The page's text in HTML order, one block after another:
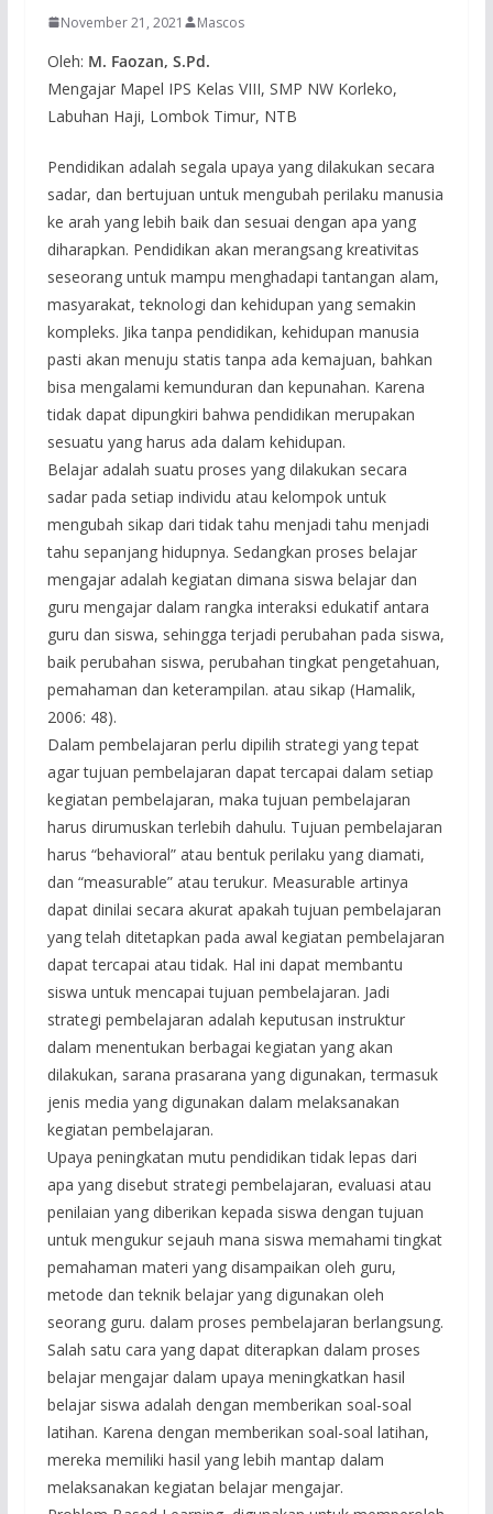
November 21, 2021 Mascos
Oleh: M. Faozan, S.Pd.
Mengajar Mapel IPS Kelas VIII, SMP NW Korleko,
Labuhan Haji, Lombok Timur, NTB
Pendidikan adalah segala upaya yang dilakukan secara
sadar, dan bertujuan untuk mengubah perilaku manusia
ke arah yang lebih baik dan sesuai dengan apa yang
diharapkan. Pendidikan akan merangsang kreativitas
seseorang untuk mampu menghadapi tantangan alam,
masyarakat, teknologi dan kehidupan yang semakin
kompleks. Jika tanpa pendidikan, kehidupan manusia
pasti akan menuju statis tanpa ada kemajuan, bahkan
bisa mengalami kemunduran dan kepunahan. Karena
tidak dapat dipungkiri bahwa pendidikan merupakan
sesuatu yang harus ada dalam kehidupan.
Belajar adalah suatu proses yang dilakukan secara
sadar pada setiap individu atau kelompok untuk
mengubah sikap dari tidak tahu menjadi tahu menjadi
tahu sepanjang hidupnya. Sedangkan proses belajar
mengajar adalah kegiatan dimana siswa belajar dan
guru mengajar dalam rangka interaksi edukatif antara
guru dan siswa, sehingga terjadi perubahan pada siswa,
baik perubahan siswa, perubahan tingkat pengetahuan,
pemahaman dan keterampilan. atau sikap (Hamalik,
2006: 48).
Dalam pembelajaran perlu dipilih strategi yang tepat
agar tujuan pembelajaran dapat tercapai dalam setiap
kegiatan pembelajaran, maka tujuan pembelajaran
harus dirumuskan terlebih dahulu. Tujuan pembelajaran
harus “behavioral” atau bentuk perilaku yang diamati,
dan “measurable” atau terukur. Measurable artinya
dapat dinilai secara akurat apakah tujuan pembelajaran
yang telah ditetapkan pada awal kegiatan pembelajaran
dapat tercapai atau tidak. Hal ini dapat membantu
siswa untuk mencapai tujuan pembelajaran. Jadi
strategi pembelajaran adalah keputusan instruktur
dalam menentukan berbagai kegiatan yang akan
dilakukan, sarana prasarana yang digunakan, termasuk
jenis media yang digunakan dalam melaksanakan
kegiatan pembelajaran.
Upaya peningkatan mutu pendidikan tidak lepas dari
apa yang disebut strategi pembelajaran, evaluasi atau
penilaian yang diberikan kepada siswa dengan tujuan
untuk mengukur sejauh mana siswa memahami tingkat
pemahaman materi yang disampaikan oleh guru,
metode dan teknik belajar yang digunakan oleh
seorang guru. dalam proses pembelajaran berlangsung.
Salah satu cara yang dapat diterapkan dalam proses
belajar mengajar dalam upaya meningkatkan hasil
belajar siswa adalah dengan memberikan soal-soal
latihan. Karena dengan memberikan soal-soal latihan,
mereka memiliki hasil yang lebih mantap dalam
melaksanakan kegiatan belajar mengajar.